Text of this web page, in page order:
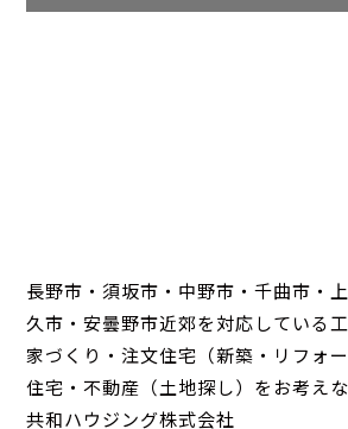
長野市・須坂市・中野市・千曲市・
久市・安曇野市近郊を対応している
家づくり・注文住宅（新築・リフォ
住宅・不動産（土地探し）をお考え
共和ハウジング株式会社